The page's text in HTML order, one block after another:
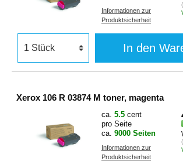
Informationen zur
Produktsicherheit
In den
Xerox 106 R 03874 M toner, magenta
ca. 5.5 cent
pro Seite
ca. 9000 Seiten
Informationen zur
Produktsicherheit